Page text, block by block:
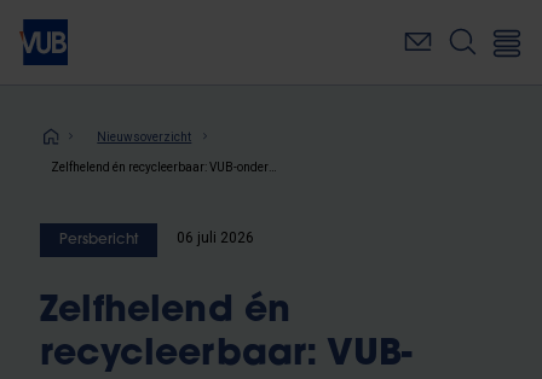
Overslaan
naar
inhoudKruimelpad
Nieuwsoverzicht
Persbericht 06 juli 2026
Zelfhelend én
recycleerbaar: VUB-